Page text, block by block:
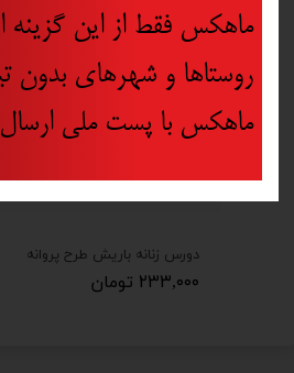
دورس زنانه باریش طرح پروانه
۲۳۳,۰۰۰ تومان
ماهکس فقط از این گزینه
روستاها و شهرهای بدون
ماهکس با پست ملی